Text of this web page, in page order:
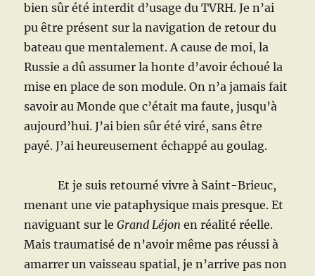
bien sûr été interdit d’usage du TVRH. Je n’ai
pu être présent sur la navigation de retour du
bateau que mentalement. A cause de moi, la
Russie a dû assumer la honte d’avoir échoué la
mise en place de son module. On n’a jamais fait
savoir au Monde que c’était ma faute, jusqu’à
aujourd’hui. J’ai bien sûr été viré, sans être
payé. J’ai heureusement échappé au goulag.
Et je suis retourné vivre à Saint-Brieuc,
menant une vie pataphysique mais presque. Et
naviguant sur leGrand Léjon en réalité réelle.
Mais traumatisé de n’avoir même pas réussi à
amarrer un vaisseau spatial, je n’arrive pas non